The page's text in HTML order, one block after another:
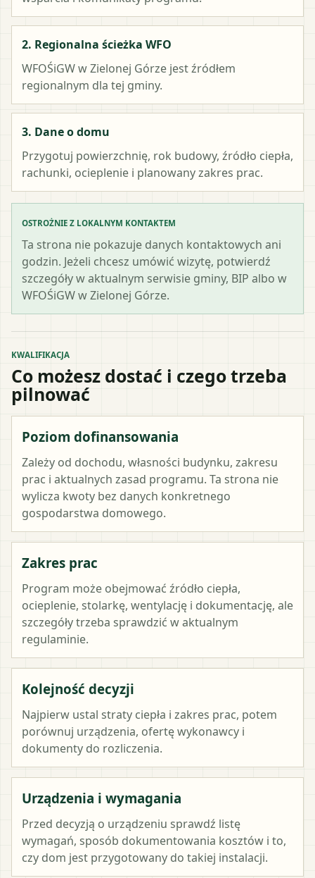
2. Regionalna ścieżka WFO
WFOŚiGW w Zielonej Górze jest źródłem
regionalnym dla tej gminy.
3. Dane o domu
Przygotuj powierzchnię, rok budowy, źródło ciepła,
rachunki, ocieplenie i planowany zakres prac.
OSTROŻNIE Z LOKALNYM KONTAKTEM
Ta strona nie pokazuje danych kontaktowych ani
godzin. Jeżeli chcesz umówić wizytę, potwierdź
szczegóły w aktualnym serwisie gminy, BIP albo w
WFOŚiGW w Zielonej Górze.
KWALIFIKACJA
Co możesz dostać i czego trzeba
pilnować
Poziom dofinansowania
Zależy od dochodu, własności budynku, zakresu
prac i aktualnych zasad programu. Ta strona nie
wylicza kwoty bez danych konkretnego
gospodarstwa domowego.
Zakres prac
Program może obejmować źródło ciepła,
ocieplenie, stolarkę, wentylację i dokumentację, ale
szczegóły trzeba sprawdzić w aktualnym
regulaminie.
Kolejność decyzji
Najpierw ustal straty ciepła i zakres prac, potem
porównuj urządzenia, ofertę wykonawcy i
dokumenty do rozliczenia.
Urządzenia i wymagania
Przed decyzją o urządzeniu sprawdź listę
wymagań, sposób dokumentowania kosztów i to,
czy dom jest przygotowany do takiej instalacji.